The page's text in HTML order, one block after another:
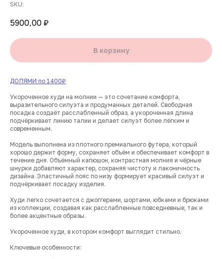
SKU:
5900,00 ₽
В корзину
ДОЛЯМИ по 1400₽
Укороченное худи на молнии — это сочетание комфорта,
выразительного силуэта и продуманных деталей. Свободная
посадка создаёт расслабленный образ, а укороченная длина
подчёркивает линию талии и делает силуэт более лёгким и
современным.
Модель выполнена из плотного премиального футера, который
хорошо держит форму, сохраняет объём и обеспечивает комфорт в
течение дня. Объёмный капюшон, контрастная молния и чёрные
шнурки добавляют характер, сохраняя чистоту и лаконичность
дизайна. Эластичный пояс по низу формирует красивый силуэт и
подчёркивает посадку изделия.
Худи легко сочетается с джоггерами, шортами, юбками и брюками
из коллекции, создавая как расслабленные повседневные, так и
более акцентные образы.
Укороченное худи, в котором комфорт выглядит стильно.
Ключевые особенности: